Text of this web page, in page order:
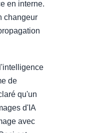
en interne.
changeur
de
qu'un
d'IA
avec